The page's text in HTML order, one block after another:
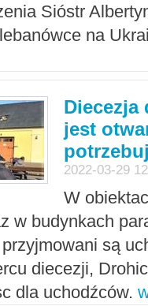
Sióstr
na
Diecezja
jest
2022-03-29
W
w budynkach
są
diecezji,
dla uchodźców.